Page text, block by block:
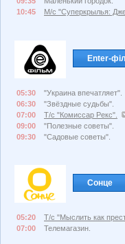
10:45
М/с "Суперкрылья:
Enter-
05:30
"Украина впечатляет".
06:30
"Звёздные судьбы".
07:00
Т/с "Комиссар Рекс".
09:00
"Полезные советы".
09:30
"Садовые советы".
Сонце
05:20
Т/с "Мыслить как
07:00
Телемагазин.